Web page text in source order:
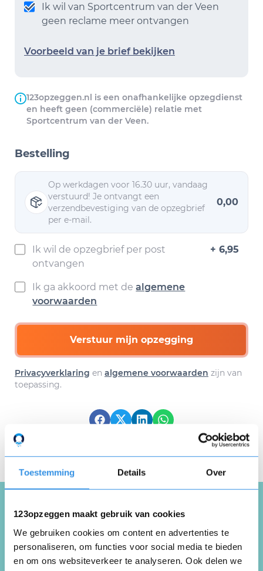
Toestemming Details Over
123opzeggen maakt gebruik van cookies
We gebruiken cookies om content en advertenties te
personaliseren, om functies voor social media te bieden
en om ons websiteverkeer te analyseren. Ook delen we
Ik wil van Sportcentrum van der Veen
geen reclame meer ontvangen
Voorbeeld van je brief bekijken
123opzeggen.nl is een onafhankelijke opzegdienst
en heeft geen (commerciële) relatie met
Sportcentrum van der Veen.
Bestelling
Op werkdagen voor 16.30 uur, vandaag
verstuurd! Je ontvangt een
verzendbevestiging van de opzegbrief
per e-mail.
0,00
Ik wil de opzegbrief per post
ontvangen
+ 6,95
Ik ga akkoord met dealgemene
voorwaarden
Verstuur mijn opzegging
Privacyverklaring en algemene voorwaarden zijn van
toepassing.
Schrijf een review over
Sportcentrum van der Veen